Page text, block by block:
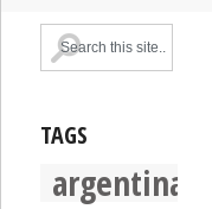
TAGS
argentina